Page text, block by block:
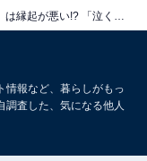
情報など、暮らしがもっ
調査した、気になる他人